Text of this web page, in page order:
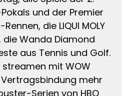
und der Premier
die LIQUI MOLY
die Wanda Diamond
aus Tennis und Golf.
mit WOW
mehr
Serien von HBO